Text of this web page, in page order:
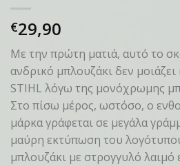
€29,90
Με την πρώτη ματιά, αυτό το
ανδρικό μπλουζάκι δεν
STIHL λόγω της μονόχρωμης
Στο πίσω μέρος, ωστόσο, ο
μάρκα γράφεται σε μεγάλα
μαύρη εκτύπωση του
μπλουζάκι με στρογγυλό λαιμό